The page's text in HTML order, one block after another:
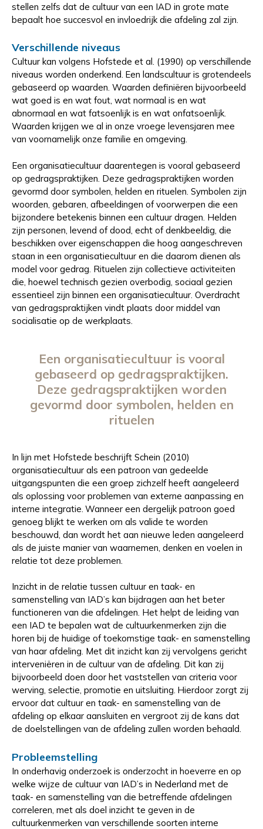
stellen zelfs dat de cultuur van een IAD in grote mate
bepaalt hoe succesvol en invloedrijk die afdeling zal zijn.
Verschillende niveaus
Cultuur kan volgens Hofstede et al. (1990) op verschillende
niveaus worden onderkend. Een landscultuur is grotendeels
gebaseerd op waarden. Waarden definiëren bijvoorbeeld
wat goed is en wat fout, wat normaal is en wat
abnormaal en wat fatsoenlijk is en wat onfatsoenlijk.
Waarden krijgen we al in onze vroege levensjaren mee
van voornamelijk onze familie en omgeving.
Een organisatiecultuur daarentegen is vooral gebaseerd
op gedragspraktijken. Deze gedragspraktijken worden
gevormd door symbolen, helden en rituelen. Symbolen zijn
woorden, gebaren, afbeeldingen of voorwerpen die een
bijzondere betekenis binnen een cultuur dragen. Helden
zijn personen, levend of dood, echt of denkbeeldig, die
beschikken over eigenschappen die hoog aangeschreven
staan in een organisatiecultuur en die daarom dienen als
model voor gedrag. Rituelen zijn collectieve activiteiten
die, hoewel technisch gezien overbodig, sociaal gezien
essentieel zijn binnen een organisatiecultuur. Overdracht
van gedragspraktijken vindt plaats door middel van
socialisatie op de werkplaats.
Een organisatiecultuur is vooral
gebaseerd op gedragspraktijken.
Deze gedragspraktijken worden
gevormd door symbolen, helden en
rituelen
In lijn met Hofstede beschrijft Schein (2010)
organisatiecultuur als een patroon van gedeelde
uitgangspunten die een groep zichzelf heeft aangeleerd
als oplossing voor problemen van externe aanpassing en
interne integratie. Wanneer een dergelijk patroon goed
genoeg blijkt te werken om als valide te worden
beschouwd, dan wordt het aan nieuwe leden aangeleerd
als de juiste manier van waarnemen, denken en voelen in
relatie tot deze problemen.
Inzicht in de relatie tussen cultuur en taak- en
samenstelling van IAD’s kan bijdragen aan het beter
functioneren van die afdelingen. Het helpt de leiding van
een IAD te bepalen wat de cultuurkenmerken zijn die
horen bij de huidige of toekomstige taak- en samenstelling
van haar afdeling. Met dit inzicht kan zij vervolgens gericht
interveniëren in de cultuur van de afdeling. Dit kan zij
bijvoorbeeld doen door het vaststellen van criteria voor
werving, selectie, promotie en uitsluiting. Hierdoor zorgt zij
ervoor dat cultuur en taak- en samenstelling van de
afdeling op elkaar aansluiten en vergroot zij de kans dat
de doelstellingen van de afdeling zullen worden behaald.
Probleemstelling
In onderhavig onderzoek is onderzocht in hoeverre en op
welke wijze de cultuur van IAD’s in Nederland met de
taak- en samenstelling van die betreffende afdelingen
correleren, met als doel inzicht te geven in de
cultuurkenmerken van verschillende soorten interne